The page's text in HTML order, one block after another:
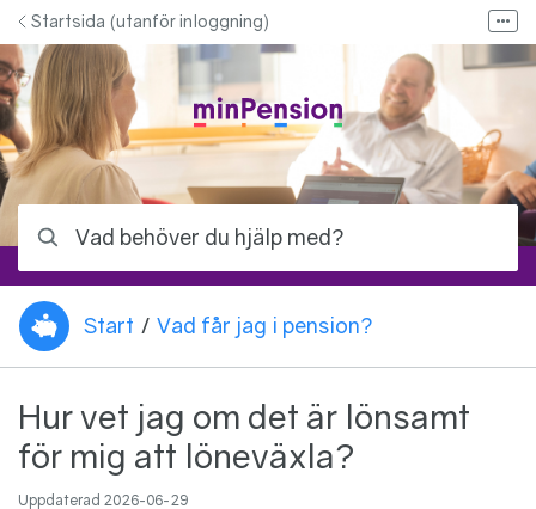
Hoppa till innehåll
Startsida (utanför inloggning)
Bloggen - Allt om pension
Kontakta oss
Kontakta ditt pensionsbolag
Logga in på minPension
Fler
Du är här:Start / Vad får jag i pension?
Hur vet jag om det är lönsamt
för mig att löneväxla?
Uppdaterad 2026-06-29